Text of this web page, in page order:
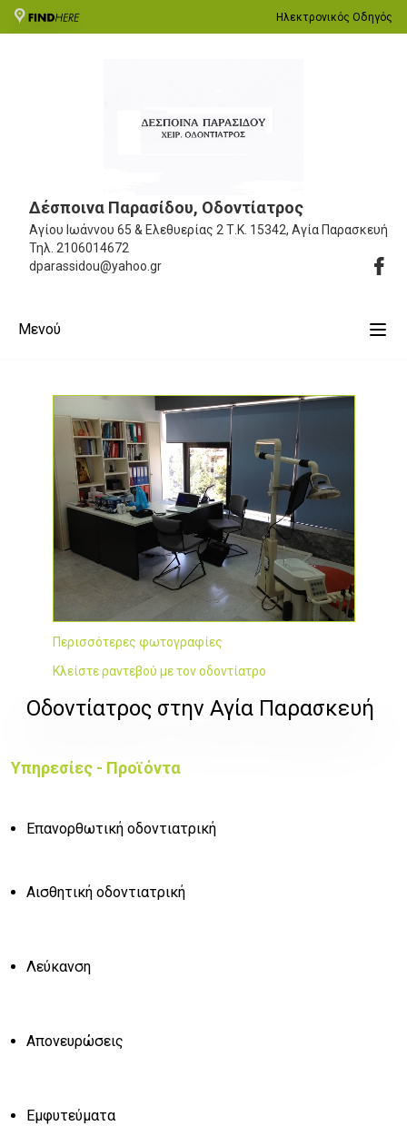
Ηλεκτρονικός Οδηγός
Δέσποινα Παρασίδου, Οδοντίατρος
Αγίου Ιωάννου 65 & Ελεθυερίας 2 Τ.Κ. 15342, Αγία Παρασκευή
Τηλ. 2106014672
dparassidou@yahoo.gr
Μενού
Περισσότερες φωτογραφίες
Κλείστε ραντεβού με τον οδοντίατρο
Οδοντίατρος στην Αγία Παρασκευή
Υπηρεσίες - Προϊόντα
Επανορθωτική οδοντιατρική
Αισθητική οδοντιατρική
Λεύκανση
Απονευρώσεις
Εμφυτεύματα